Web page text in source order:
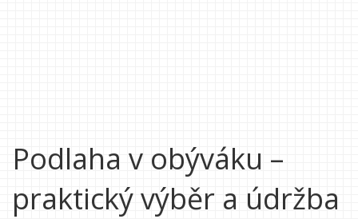
Podlaha v obýváku –
praktický výběr a údržba